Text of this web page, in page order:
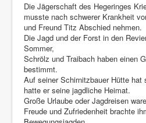
Die Jägerschaft des Hegeringes
musste nach schwerer Krankheit
und Freund Titz Abschied nehmen.
Die Jagd und der Forst in den
Sommer,
Schrölz und Traibach haben einen
bestimmt.
Auf seiner Schirnitzbauer Hütte
hatte er seine jagdliche Heimat.
Große Urlaube oder Jagdreisen
Freude und Zufriedenheit brachte